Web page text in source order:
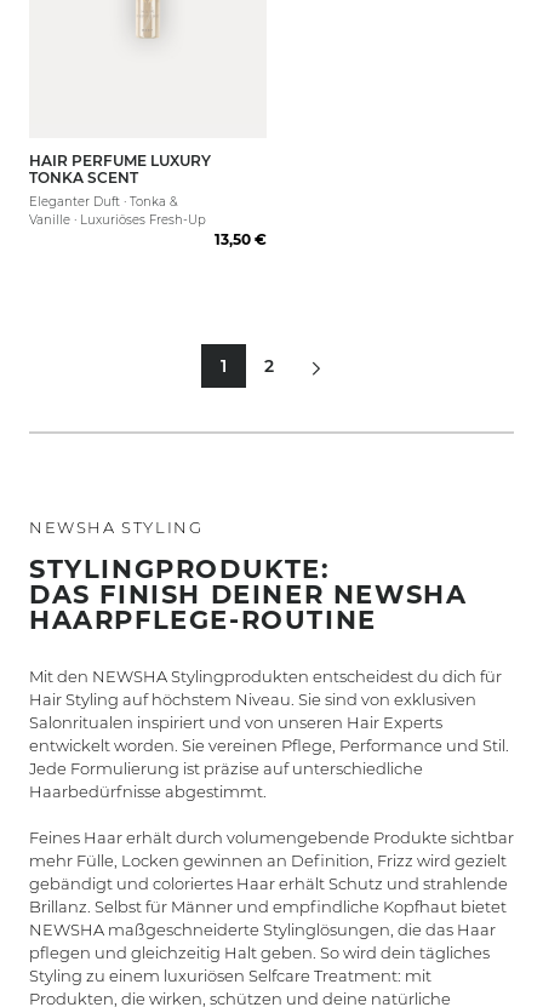
HAIR PERFUME LUXURY
TONKA SCENT
Eleganter Duft · Tonka &
Vanille · Luxuriöses Fresh-Up
13,50 €
Sie lesen gerade Seite
1 Seite
2
NEWSHA STYLING
STYLINGPRODUKTE:
DAS FINISH DEINER NEWSHA
HAARPFLEGE-ROUTINE
Mit den NEWSHA Stylingprodukten entscheidest du dich für
Hair Styling auf höchstem Niveau. Sie sind von exklusiven
Salonritualen inspiriert und von unseren Hair Experts
entwickelt worden. Sie vereinen Pflege, Performance und Stil.
Jede Formulierung ist präzise auf unterschiedliche
Haarbedürfnisse abgestimmt.
Feines Haar erhält durch volumengebende Produkte sichtbar
mehr Fülle, Locken gewinnen an Definition, Frizz wird gezielt
gebändigt und coloriertes Haar erhält Schutz und strahlende
Brillanz. Selbst für Männer und empfindliche Kopfhaut bietet
NEWSHA maßgeschneiderte Stylinglösungen, die das Haar
pflegen und gleichzeitig Halt geben. So wird dein tägliches
Styling zu einem luxuriösen Selfcare Treatment: mit
Produkten, die wirken, schützen und deine natürliche